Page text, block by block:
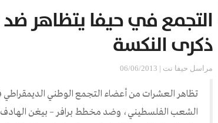
التجمع في حيفا يتظاهر
ذكرى النكسة
مراسل حيفا نت | 06/06/2013
تظاهر العشرات من أعضاء التجمع الوطني الديمقراطي
الشعب الفلسطيني، وضد مخطط برافر – بيغن الهادف